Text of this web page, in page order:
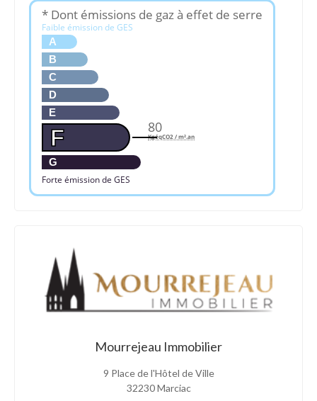
* Dont émissions de gaz à effet de serre
Faible émission de GES
A
B
C
D
E
F
G
Forte émission de GES
80
KgéqCO2 / m².an
Mourrejeau Immobilier
9 Place de l'Hôtel de Ville
32230 Marciac